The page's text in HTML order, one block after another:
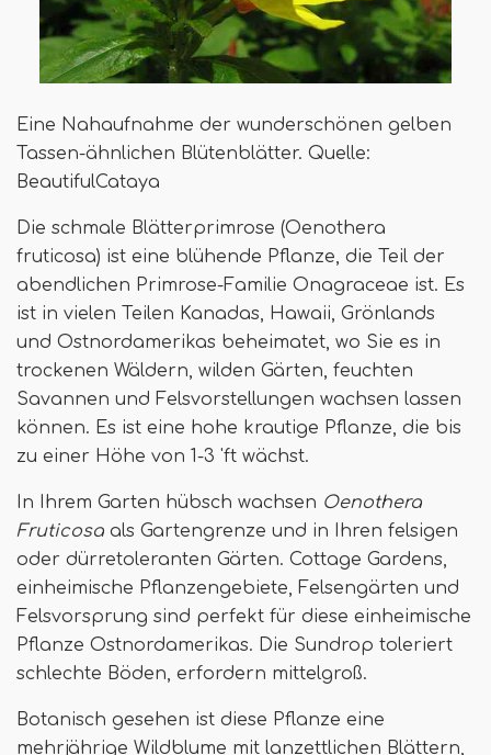
Eine Nahaufnahme der wunderschönen gelben
Tassen-ähnlichen Blütenblätter. Quelle:
BeautifulCataya
Die schmale Blätterprimrose (Oenothera
fruticosa) ist eine blühende Pflanze, die Teil der
abendlichen Primrose-Familie Onagraceae ist. Es
ist in vielen Teilen Kanadas, Hawaii, Grönlands
und Ostnordamerikas beheimatet, wo Sie es in
trockenen Wäldern, wilden Gärten, feuchten
Savannen und Felsvorstellungen wachsen lassen
können. Es ist eine hohe krautige Pflanze, die bis
zu einer Höhe von 1-3 'ft wächst.
In Ihrem Garten hübsch wachsen Oenothera
Fruticosa als Gartengrenze und in Ihren felsigen
oder dürretoleranten Gärten. Cottage Gardens,
einheimische Pflanzengebiete, Felsengärten und
Felsvorsprung sind perfekt für diese einheimische
Pflanze Ostnordamerikas. Die Sundrop toleriert
schlechte Böden, erfordern mittelgroß.
Botanisch gesehen ist diese Pflanze eine
mehrjährige Wildblume mit lanzettlichen Blättern,